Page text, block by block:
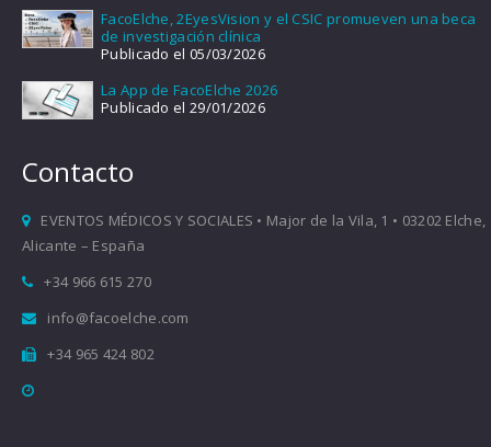
FacoElche, 2EyesVision y el CSIC promueven una beca
de investigación clínica
Publicado el 05/03/2026
La App de FacoElche 2026
Publicado el 29/01/2026
Contacto
EVENTOS MÉDICOS Y SOCIALES • Major de la Vila, 1 • 03202 Elche,
Alicante – España
+34 966 615 270
info@facoelche.com
+34 965 424 802